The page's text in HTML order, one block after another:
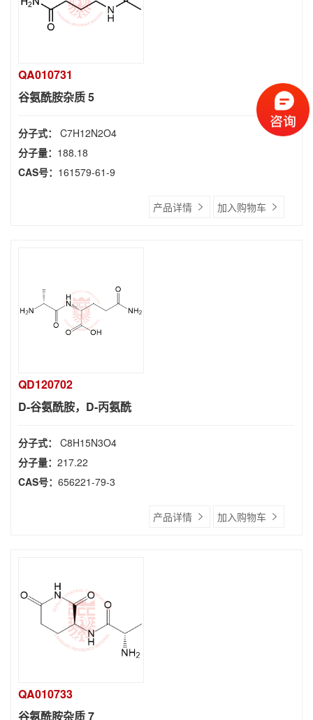
QA010731
谷氨酰胺杂质 5
分子式： C7H12N2O4
分子量： 188.18
CAS号： 161579-61-9
产品详情 加入购物车
QD120702
D-谷氨酰胺，D-丙氨酰
分子式： C8H15N3O4
分子量： 217.22
CAS号： 656221-79-3
产品详情 加入购物车
QA010733
谷氨酰胺杂质 7